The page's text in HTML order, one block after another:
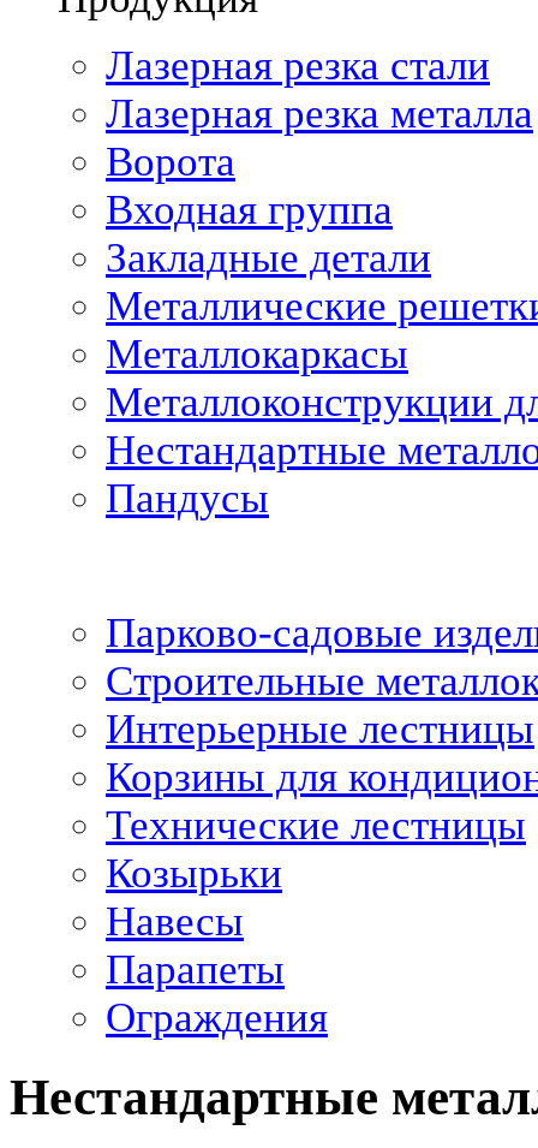
Лазерная резка стали
Лазерная резка металла
Ворота
Входная группа
Закладные детали
Металлические
Металлокаркасы
Металлоконструкции
Нестандартные
Пандусы
Парково-садовые
Строительные
Интерьерные лестницы
Корзины для
Технические лестницы
Козырьки
Навесы
Парапеты
Ограждения
Нестандартные